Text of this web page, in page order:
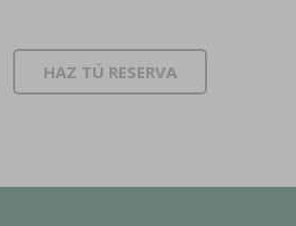
HAZ TÚ RESERVA